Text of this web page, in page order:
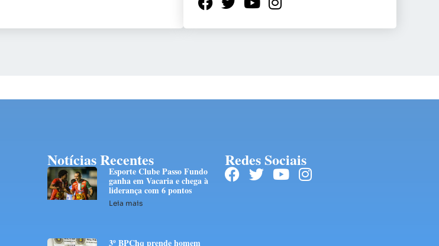
Notícias Recentes
Esporte Clube Passo Fundo
ganha em Vacaria e chega à
liderança com 6 pontos
Leia mais
3º BPChq prende homem
Redes Sociais